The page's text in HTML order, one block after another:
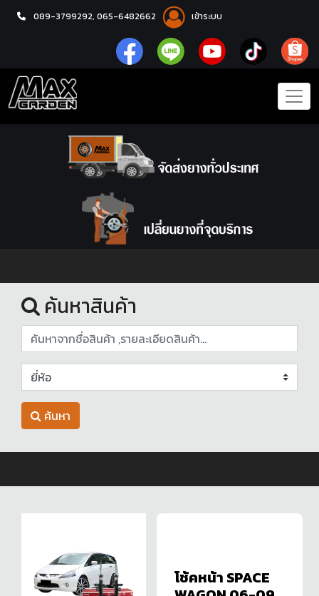
089-3799292, 065-6482662 เข้าระบบ
หน้าแรก
ค้นหาสินค้า
ค้นหา
โช้คหน้า SPACE